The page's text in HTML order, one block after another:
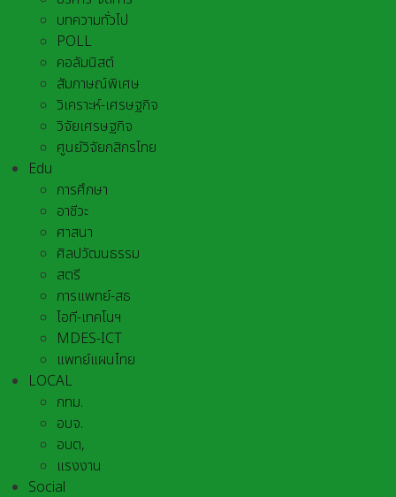
บทความทั่วไป
POLL
คอลัมนิสต์
สัมภาษณ์พิเศษ
วิเคราะห์-เศรษฐกิจ
วิจัยเศรษฐกิจ
ศูนย์วิจัยกสิกรไทย
Edu
การศึกษา
อาชีวะ
ศาสนา
ศิลปวัฒนธรรม
สตรี
การแพทย์-สธ
ไอที-เทคโนฯ
MDES-ICT
แพทย์แผนไทย
LOCAL
กทม.
อบจ.
อบต,
แรงงาน
Social